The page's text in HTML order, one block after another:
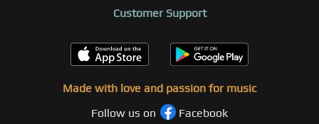
Customer Support
Made with love and passion for music
Follow us on
Facebook